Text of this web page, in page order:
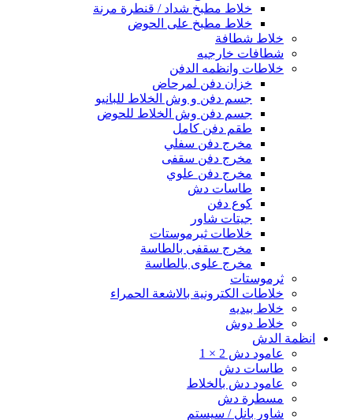
خلاط مطبخ شداد / قنطرة مرنة
خلاط مطبخ على الحوض
خلاط شطافة
شطافات خارجيه
خلاطات وانظمه الدفن
خزان دفن لمرحاض
جسم دفن و وش الخلاط للبانيو
جسم دفن وش الخلاط للحوض
طقم دفن كامل
مخرج دفن سفلي
مخرج دفن سقفى
مخرج دفن علوي
طاسات دش
كوع دفن
جيتات شاور
خلاطات ثيرموستات
مخرج سقفى بالطاسة
مخرج علوى بالطاسة
ثرموستات
خلاطات الكترونية بالاشعة الحمراء
خلاط بيديه
خلاط دوش
انظمة الدش
عامود دش 2 × 1
طاسات دش
عامود دش بالخلاط
مسطرة دش
شاور بانل / سيستم